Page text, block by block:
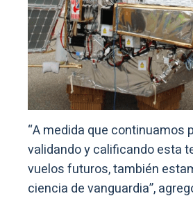
“A medida que continuamos
validando y calificando esta
vuelos futuros, también
ciencia de vanguardia”,